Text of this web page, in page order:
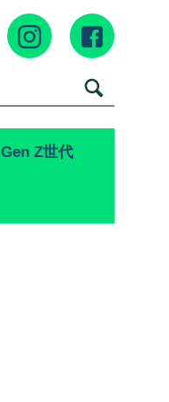
Gen Z世代